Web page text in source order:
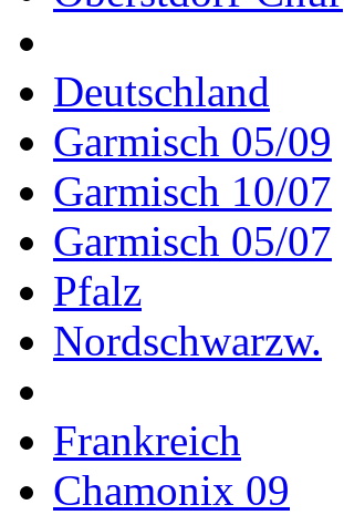
Deutschland
Garmisch 05/09
Garmisch 10/07
Garmisch 05/07
Pfalz
Nordschwarzw.
Frankreich
Chamonix 09